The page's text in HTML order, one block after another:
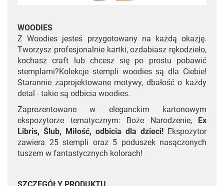
WOODIES
Z Woodies jesteś przygotowany na każdą okazję.
Tworzysz profesjonalnie kartki, ozdabiasz rękodzieło,
kochasz craft lub chcesz się po prostu pobawić
stemplami?Kolekcje stempli woodies są dla Ciebie!
Starannie zaprojektowane motywy, dbałość o każdy
detal - takie są odbicia woodies.
Zaprezentowane w eleganckim kartonowym
ekspozytorze tematycznym: Boże Narodzenie, Ex
Libris, Ślub, Miłość, odbicia dla dzieci! Ekspozytor
zawiera 25 stempli oraz 5 poduszek nasączonych
tuszem w fantastycznych kolorach!